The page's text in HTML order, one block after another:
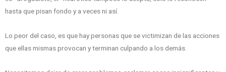
hasta que pisan fondo y a veces ni así.
Lo peor del caso, es que hay personas que se victimizan de las acciones
que ellas mismas provocan y terminan culpando a los demás.